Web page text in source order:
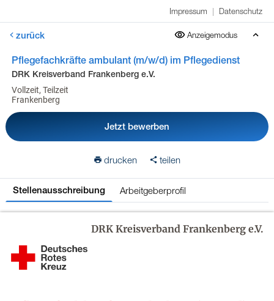
Impressum | Datenschutz
zurück Anzeigemodus
Pflegefachkräfte ambulant (m/w/d) im Pflegedienst
DRK Kreisverband Frankenberg e.V.
Vollzeit, Teilzeit
Frankenberg
Jetzt bewerben
drucken teilen
Stellenausschreibung Arbeitgeberprofil